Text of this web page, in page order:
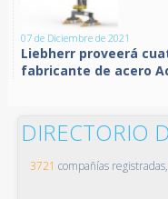
07 de Diciembre de 2021
Liebherr proveerá
fabricante de acero
DIRECTORIO
3721 compañías registradas,